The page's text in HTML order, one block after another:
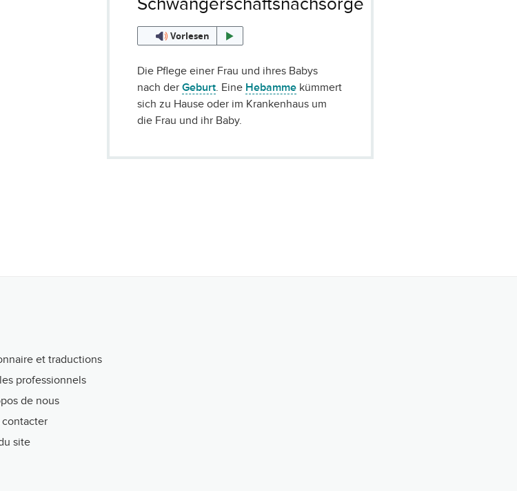
Vorlesen
Die Pflege einer Frau und ihres Babys
nach derGeburt. Eine Hebamme kümmert
sich zu Hause oder im Krankenhaus um
die Frau und ihr Baby.
et traductions
professionnels
de nous
contacter
site